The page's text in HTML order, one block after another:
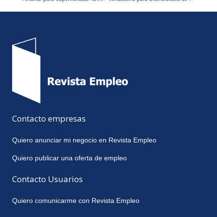
Contacto empresas
Quiero anunciar mi negocio en Revista Empleo
Quiero publicar una oferta de empleo
Contacto Usuarios
Quiero comunicarme con Revista Empleo